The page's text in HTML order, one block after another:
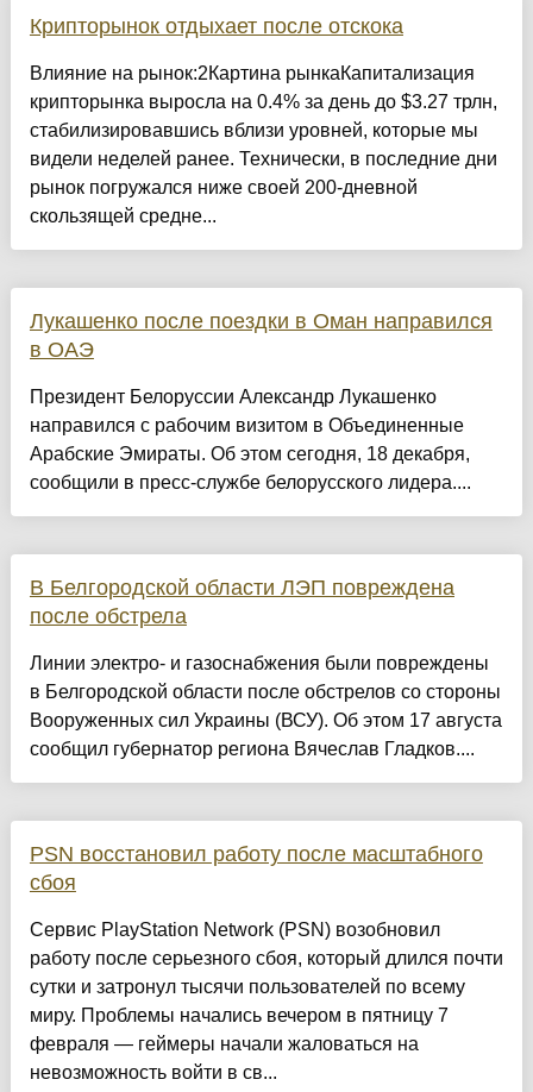
Крипторынок отдыхает после отскока
Влияние на рынок:2Картина рынкаКапитализация
крипторынка выросла на 0.4% за день до $3.27 трлн,
стабилизировавшись вблизи уровней, которые мы
видели неделей ранее. Технически, в последние дни
рынок погружался ниже своей 200-дневной
скользящей средне...
Лукашенко после поездки в Оман направился
в ОАЭ
Президент Белоруссии Александр Лукашенко
направился с рабочим визитом в Объединенные
Арабские Эмираты. Об этом сегодня, 18 декабря,
сообщили в пресс-службе белорусского лидера....
В Белгородской области ЛЭП повреждена
после обстрела
Линии электро- и газоснабжения были повреждены
в Белгородской области после обстрелов со стороны
Вооруженных сил Украины (ВСУ). Об этом 17 августа
сообщил губернатор региона Вячеслав Гладков....
PSN восстановил работу после масштабного
сбоя
Сервис PlayStation Network (PSN) возобновил
работу после серьезного сбоя, который длился почти
сутки и затронул тысячи пользователей по всему
миру. Проблемы начались вечером в пятницу 7
февраля — геймеры начали жаловаться на
невозможность войти в св...